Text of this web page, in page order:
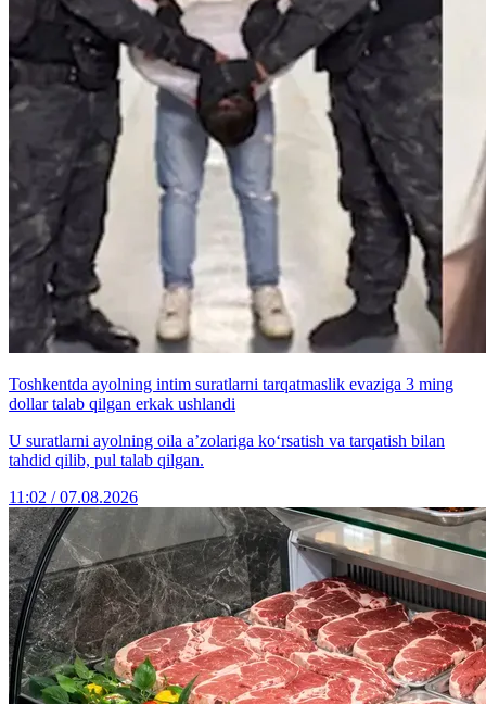
Toshkentda ayolning intim suratlarni tarqatmaslik evaziga 3 ming
dollar talab qilgan erkak ushlandi
U suratlarni ayolning oila a’zolariga ko‘rsatish va tarqatish bilan
tahdid qilib, pul talab qilgan.
11:02 / 07.08.2026